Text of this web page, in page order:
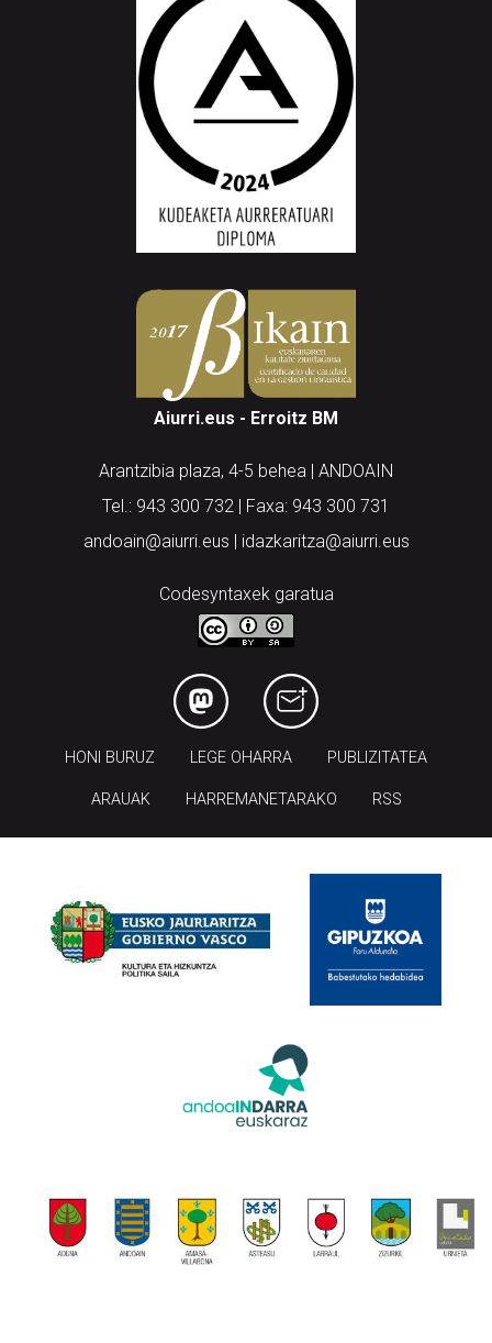
Aiurri.eus - Erroitz BM
Arantzibia plaza, 4-5 behea | ANDOAIN
Tel.: 943 300 732 | Faxa: 943 300 731
andoain@aiurri.eus | idazkaritza@aiurri.eus
Codesyntaxek garatua
HONI BURUZ LEGE OHARRA PUBLIZITATEA
ARAUAK HARREMANETARAKO RSS